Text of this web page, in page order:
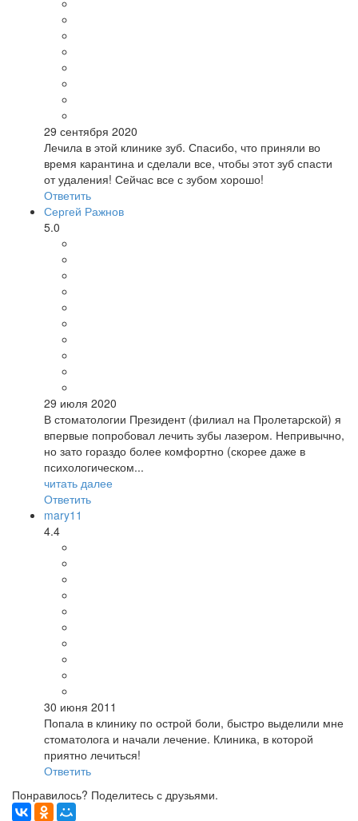
29 сентября 2020
Лечила в этой клинике зуб. Спасибо, что приняли во
время карантина и сделали все, чтобы этот зуб спасти
от удаления! Сейчас все с зубом хорошо!
Ответить
Сергей Ражнов
5.0
29 июля 2020
В стоматологии Президент (филиал на Пролетарской) я
впервые попробовал лечить зубы лазером. Непривычно,
но зато гораздо более комфортно (скорее даже в
психологическом...
читать далее
Ответить
mary11
4.4
30 июня 2011
Попала в клинику по острой боли, быстро выделили мне
стоматолога и начали лечение. Клиника, в которой
приятно лечиться!
Ответить
Понравилось? Поделитесь с друзьями.